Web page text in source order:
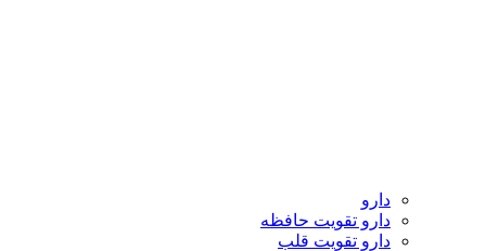
دارو
دارو تقویت حافظه
دارو تقویت قلب